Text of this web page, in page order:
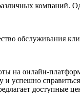
компаний.
обслуживания
на онлайн-
и успешно
доступные